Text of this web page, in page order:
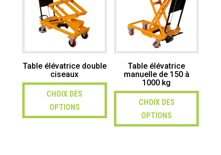
Table élévatrice double
ciseaux
CHOIX DES
OPTIONS
Table élévatrice
manuelle de 150 à
1000 kg
CHOIX DES
OPTIONS